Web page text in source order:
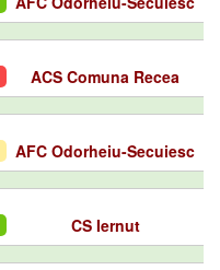
ACS Comuna Recea
AFC Odorheiu-Secuiesc
CS Iernut